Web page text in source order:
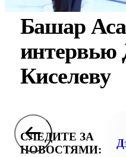
Башар
Киселеву
СЛЕДИТЕ ЗА
НОВОСТЯМИ: